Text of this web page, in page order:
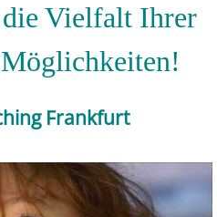
Vielfalt Ihrer
Frankfurt